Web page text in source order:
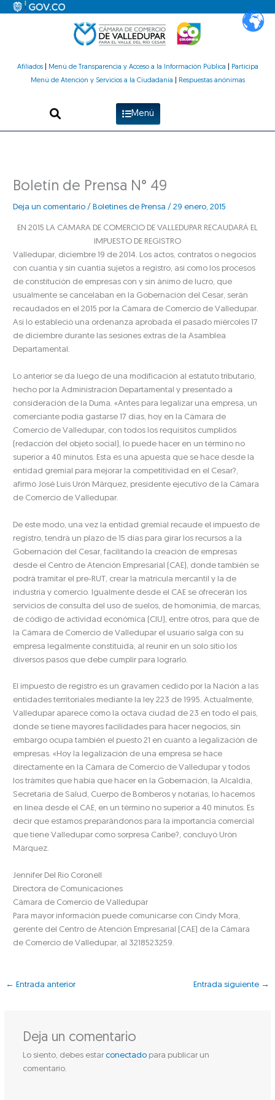
Afiliados| Menú de Transparencia y Acceso a la Información Pública
Participa
Menú de Atención y Servicios a la Ciudadanía
Respuestas anónimas
Menú
Boletín de Prensa N° 49
Deja un comentario / Boletines de Prensa /29 enero, 2015
EN 2015 LA CÁMARA DE COMERCIO DE VALLEDUPAR RECAUDARÁ EL
IMPUESTO DE REGISTRO
Valledupar, diciembre 19 de 2014. Los actos, contratos o negocios
con cuantía y sin cuantía sujetos a registro, así como los procesos
de constitución de empresas con y sin ánimo de lucro, que
usualmente se cancelaban en la Gobernación del Cesar, serán
recaudados en el 2015 por la Cámara de Comercio de Valledupar.
Así lo estableció una ordenanza aprobada el pasado miércoles 17
de diciembre durante las sesiones extras de la Asamblea
Departamental.
Lo anterior se da luego de una modificación al estatuto tributario,
hecho por la Administración Departamental y presentado a
consideración de la Duma. «Antes para legalizar una empresa, un
comerciante podía gastarse 17 días, hoy en la Cámara de
Comercio de Valledupar, con todos los requisitos cumplidos
(redacción del objeto social), lo puede hacer en un término no
superior a 40 minutos. Esta es una apuesta que se hace desde la
entidad gremial para mejorar la competitividad en el Cesar?,
afirmó José Luis Urón Márquez, presidente ejecutivo de la Cámara
de Comercio de Valledupar.
De este modo, una vez la entidad gremial recaude el impuesto de
registro, tendrá un plazo de 15 días para girar los recursos a la
Gobernación del Cesar, facilitando la creación de empresas
desde el Centro de Atención Empresarial (CAE), donde también se
podrá tramitar el pre-RUT, crear la matrícula mercantil y la de
industria y comercio. Igualmente desde el CAE se ofrecerán los
servicios de consulta del uso de suelos, de homonimia, de marcas,
de código de actividad económica (CIU), entre otros, para que de
la Cámara de Comercio de Valledupar el usuario salga con su
empresa legalmente constituida, al reunir en un solo sitio los
diversos pasos que debe cumplir para lograrlo.
El impuesto de registro es un gravamen cedido por la Nación a las
entidades territoriales mediante la ley 223 de 1995. Actualmente,
Valledupar aparece como la octava ciudad de 23 en todo el país,
donde se tiene mayores facilidades para hacer negocios, sin
embargo ocupa también el puesto 21 en cuanto a legalización de
empresas. «Hoy la legalización de una empresa se hace
directamente en la Cámara de Comercio de Valledupar y todos
los trámites que había que hacer en la Gobernación, la Alcaldía,
Secretaría de Salud, Cuerpo de Bomberos y notarías, lo hacemos
en línea desde el CAE, en un término no superior a 40 minutos. Es
decir que estamos preparándonos para la importancia comercial
que tiene Valledupar como sorpresa Caribe?, concluyó Urón
Márquez.
Jennifer Del Río Coronell
Directora de Comunicaciones
Cámara de Comercio de Valledupar
Para mayor información puede comunicarse con Cindy Mora,
gerente del Centro de Atención Empresarial (CAE) de la Cámara
de Comercio de Valledupar, al 3218523259.
← Entrada anterior Entrada siguiente →
Deja un comentario
Lo siento, debes estar conectadopara publicar un
comentario.